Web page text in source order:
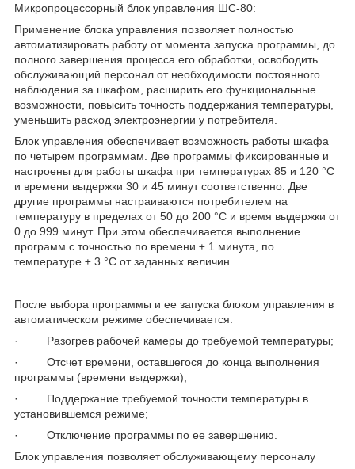
Микропроцессорный блок управления ШС-80:
Применение блока управления позволяет полностью
автоматизировать работу от момента запуска программы, до
полного завершения процесса его обработки, освободить
обслуживающий персонал от необходимости постоянного
наблюдения за шкафом, расширить его функциональные
возможности, повысить точность поддержания температуры,
уменьшить расход электроэнергии у потребителя.
Блок управления обеспечивает возможность работы шкафа
по четырем программам. Две программы фиксированные и
настроены для работы шкафа при температурах 85 и 120 °С
и времени выдержки 30 и 45 минут соответственно. Две
другие программы настраиваются потребителем на
температуру в пределах от 50 до 200 °С и время выдержки от
0 до 999 минут. При этом обеспечивается выполнение
программ с точностью по времени ± 1 минута, по
температуре ± 3 °С от заданных величин.
После выбора программы и ее запуска блоком управления в
автоматическом режиме обеспечивается:
· Разогрев рабочей камеры до требуемой температуры;
· Отсчет времени, оставшегося до конца выполнения
программы (времени выдержки);
· Поддержание требуемой точности температуры в
установившемся режиме;
· Отключение программы по ее завершению.
Блок управления позволяет обслуживающему персоналу